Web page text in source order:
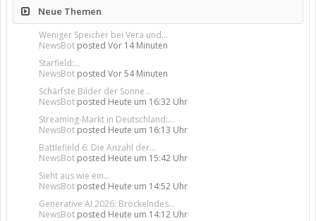
Neue Themen
Weniger Speicher bei Vera und...
NewsBot posted Vor 14 Minuten
Starfield:...
NewsBot posted Vor 54 Minuten
Schärfste Bilder der Sonne...
NewsBot posted Heute um 16:32 Uhr
Streaming-Markt in Deutschland:...
NewsBot posted Heute um 16:13 Uhr
Battlefield 6: Die Anzahl der...
NewsBot posted Heute um 15:42 Uhr
Sieht aus wie ein...
NewsBot posted Heute um 14:52 Uhr
Generative AI 2026: Bröckelndes...
NewsBot posted Heute um 14:12 Uhr